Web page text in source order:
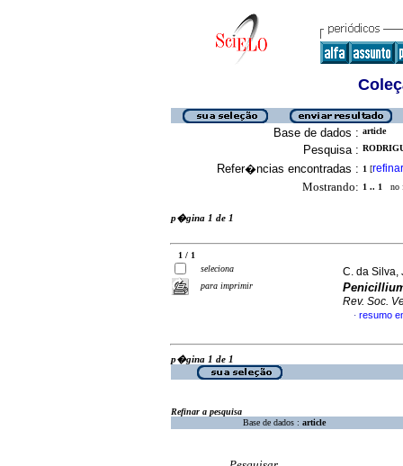
Base de dados : article
Pesquisa :
Refer�ncias encontradas : 1 [refinar
Mostrando: 1 .. 1 no
p�gina 1 de 1
1 / 1
seleciona
para imprimir
C. da Silva,
Rev. Soc.
· resumo
p�gina 1 de 1
Refinar a pesquisa
Base de dados : article